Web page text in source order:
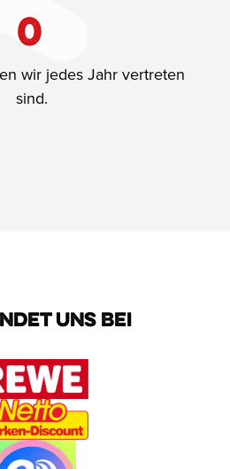
0
wir jedes Jahr vertreten
sind.
UNS BEI